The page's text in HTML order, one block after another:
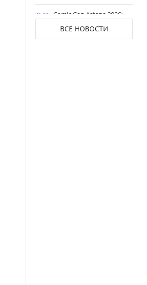
21:00
Comic Con Astana 2026:
назвал Казахстан территорией
дипломатии на карте «Игры
ВСЕ НОВОСТИ